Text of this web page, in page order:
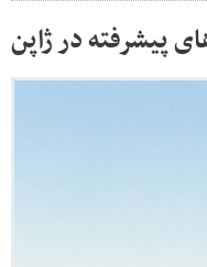
پیشرفته در ژاپن